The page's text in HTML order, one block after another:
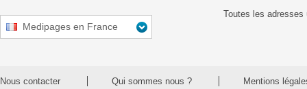
Medipages en France
Toutes les adresses
Nous contacter Qui sommes nous ? Mentions